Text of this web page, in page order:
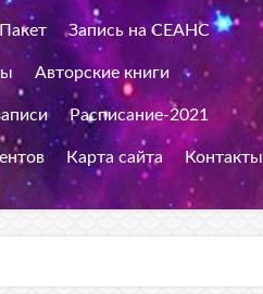
Запись на СЕАНС
Авторские книги
Расписание-2021
Карта сайта
Контакты